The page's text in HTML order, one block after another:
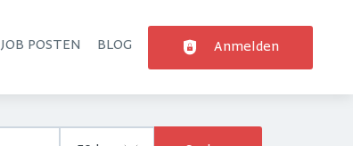
JOB POSTEN BLOG Anmelden